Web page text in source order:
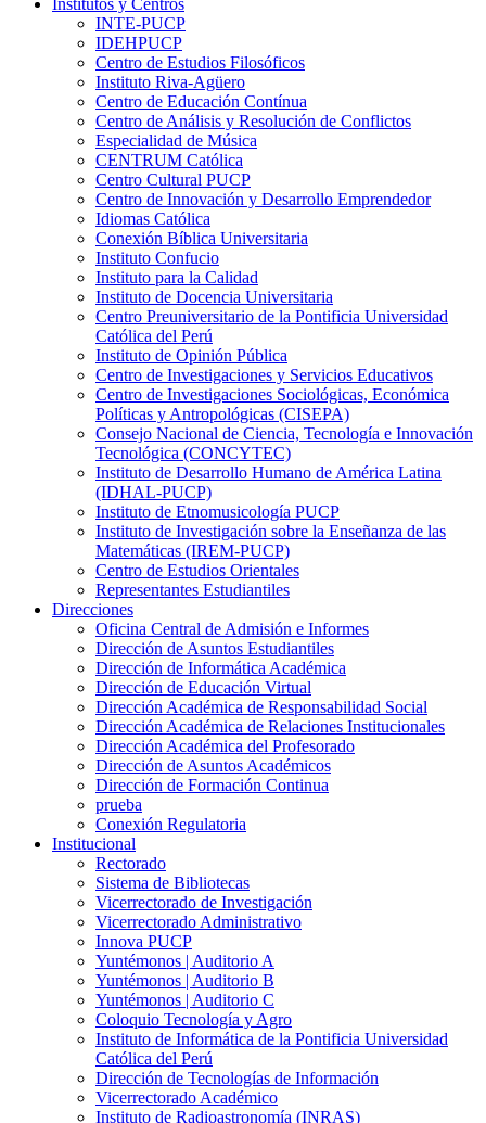
Institutos y Centros
INTE-PUCP
IDEHPUCP
Centro de Estudios Filosóficos
Instituto Riva-Agüero
Centro de Educación Contínua
Centro de Análisis y Resolución de Conflictos
Especialidad de Música
CENTRUM Católica
Centro Cultural PUCP
Centro de Innovación y Desarrollo Emprendedor
Idiomas Católica
Conexión Bíblica Universitaria
Instituto Confucio
Instituto para la Calidad
Instituto de Docencia Universitaria
Centro Preuniversitario de la Pontificia Universidad
Católica del Perú
Instituto de Opinión Pública
Centro de Investigaciones y Servicios Educativos
Centro de Investigaciones Sociológicas, Económica
Políticas y Antropológicas (CISEPA)
Consejo Nacional de Ciencia, Tecnología e Innovación
Tecnológica (CONCYTEC)
Instituto de Desarrollo Humano de América Latina
(IDHAL-PUCP)
Instituto de Etnomusicología PUCP
Instituto de Investigación sobre la Enseñanza de las
Matemáticas (IREM-PUCP)
Centro de Estudios Orientales
Representantes Estudiantiles
Direcciones
Oficina Central de Admisión e Informes
Dirección de Asuntos Estudiantiles
Dirección de Informática Académica
Dirección de Educación Virtual
Dirección Académica de Responsabilidad Social
Dirección Académica de Relaciones Institucionales
Dirección Académica del Profesorado
Dirección de Asuntos Académicos
Dirección de Formación Continua
prueba
Conexión Regulatoria
Institucional
Rectorado
Sistema de Bibliotecas
Vicerrectorado de Investigación
Vicerrectorado Administrativo
Innova PUCP
Yuntémonos | Auditorio A
Yuntémonos | Auditorio B
Yuntémonos | Auditorio C
Coloquio Tecnología y Agro
Instituto de Informática de la Pontificia Universidad
Católica del Perú
Dirección de Tecnologías de Información
Vicerrectorado Académico
Instituto de Radioastronomía (INRAS)